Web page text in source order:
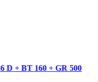
D + BT 160 + GR 500